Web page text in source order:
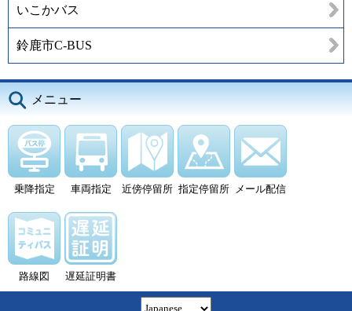
いこかバス
鈴鹿市C-BUS
メニュー
乗降指定 車両指定 近傍停留所 指定停留所 メール配信
路線図 遅延証明書